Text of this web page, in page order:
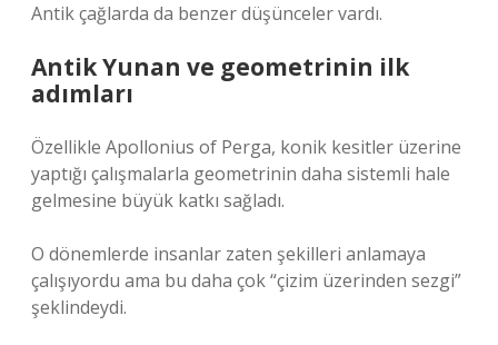
Antik çağlarda da benzer düşünceler vardı.
Antik Yunan ve geometrinin ilk
adımları
Özellikle Apollonius of Perga, konik kesitler üzerine
yaptığı çalışmalarla geometrinin daha sistemli hale
gelmesine büyük katkı sağladı.
O dönemlerde insanlar zaten şekilleri anlamaya
çalışıyordu ama bu daha çok “çizim üzerinden sezgi”
şeklindeydi.